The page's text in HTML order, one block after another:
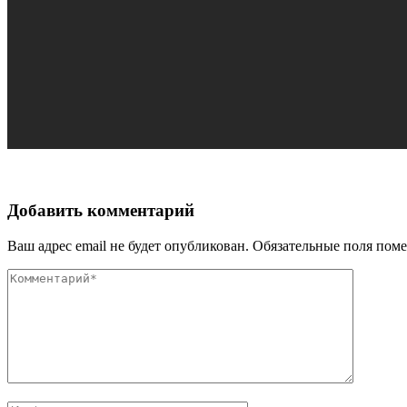
Добавить комментарий
Ваш адрес email не будет опубликован. Обязательные поля